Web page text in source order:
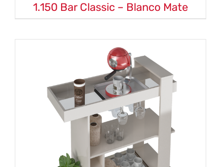
1.150 Bar Classic – Blanco Mate